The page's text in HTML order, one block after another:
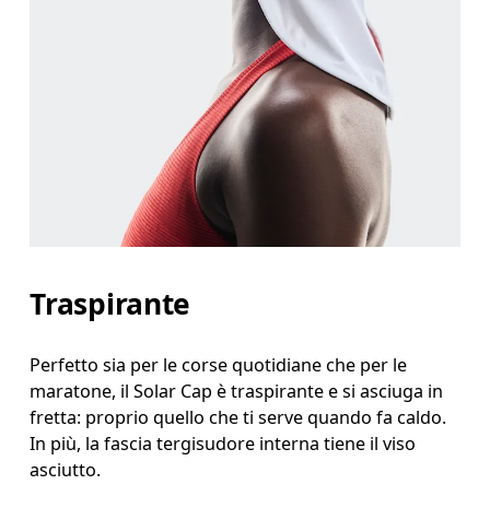
Traspirante
Perfetto sia per le corse quotidiane che per le
maratone, il Solar Cap è traspirante e si asciuga in
fretta: proprio quello che ti serve quando fa caldo.
In più, la fascia tergisudore interna tiene il viso
asciutto.